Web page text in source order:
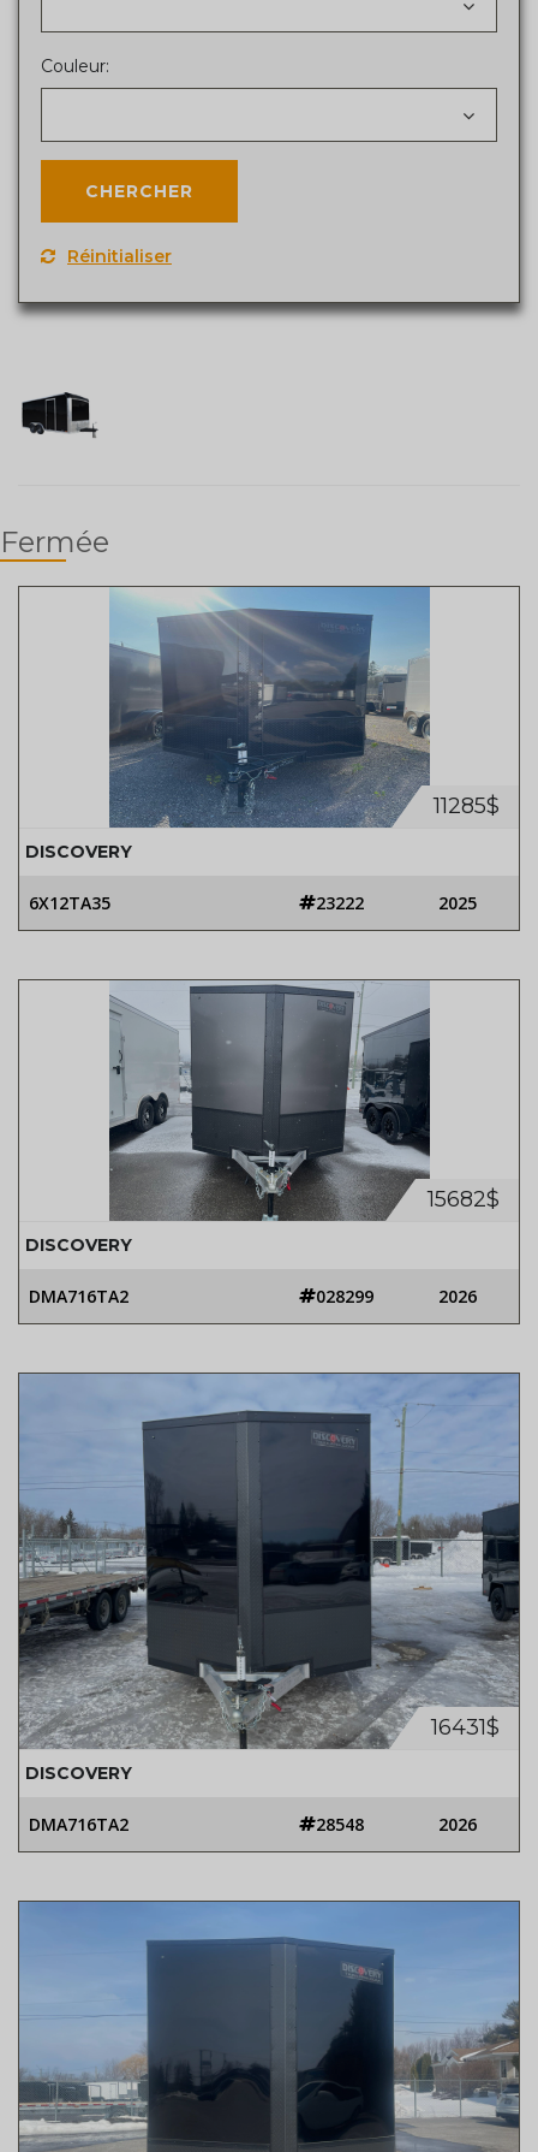
Couleur:
Réinitialiser
Fermée
11285$
DISCOVERY
6X12TA35 23222 2025
15682$
DISCOVERY
DMA716TA2 028299 2026
16431$
DISCOVERY
DMA716TA2 28548 2026